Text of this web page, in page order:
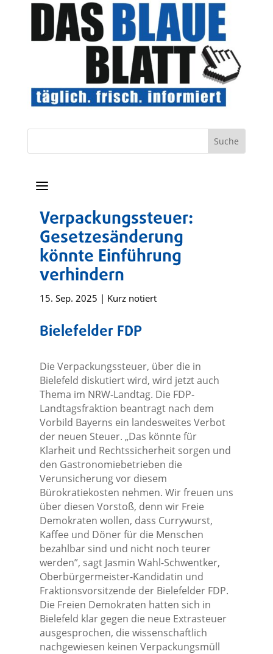
a
Verpackungssteuer:
Gesetzesänderung
könnte Einführung
verhindern
15. Sep. 2025 | Kurz notiert
Bielefelder FDP
Die Verpackungssteuer, über die in
Bielefeld diskutiert wird, wird jetzt auch
Thema im NRW-Landtag. Die FDP-
Landtagsfraktion beantragt nach dem
Vorbild Bayerns ein landesweites Verbot
der neuen Steuer. „Das könnte für
Klarheit und Rechtssicherheit sorgen und
den Gastronomiebetrieben die
Verunsicherung vor diesem
Bürokratiekosten nehmen. Wir freuen uns
über diesen Vorstoß, denn wir Freie
Demokraten wollen, dass Currywurst,
Kaffee und Döner für die Menschen
bezahlbar sind und nicht noch teurer
werden”, sagt Jasmin Wahl-Schwentker,
Oberbürgermeister-Kandidatin und
Fraktionsvorsitzende der Bielefelder FDP.
Die Freien Demokraten hatten sich in
Bielefeld klar gegen die neue Extrasteuer
ausgesprochen, die wissenschaftlich
nachgewiesen keinen Verpackungsmüll